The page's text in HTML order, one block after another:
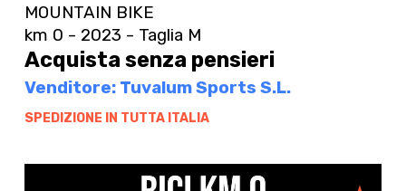
MOUNTAIN BIKE
km 0 - 2023 - Taglia M
Acquista senza pensieri
Venditore: Tuvalum Sports S.L.
SPEDIZIONE IN TUTTA ITALIA